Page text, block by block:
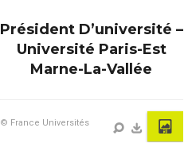
Président D’université –
Université Paris-Est
Marne-La-Vallée
© France Universités